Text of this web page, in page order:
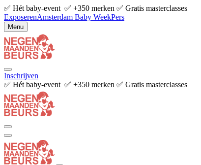
✅ Hét baby-event ✅ +350 merken ✅ Gratis masterclasses
ExposerenAmsterdam Baby WeekPers
Menu
Inschrijven
✅ Hét baby-event ✅ +350 merken ✅ Gratis masterclasses